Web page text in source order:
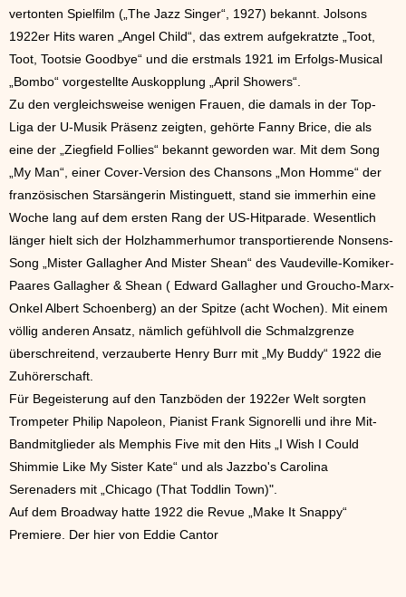
vertonten Spielfilm („The Jazz Singer“, 1927) bekannt. Jolsons
1922er Hits waren „Angel Child“, das extrem aufgekratzte „Toot,
Toot, Tootsie Goodbye“ und die erstmals 1921 im Erfolgs-Musical
„Bombo“ vorgestellte Auskopplung „April Showers“.
Zu den vergleichsweise wenigen Frauen, die damals in der Top-
Liga der U-Musik Präsenz zeigten, gehörte Fanny Brice, die als
eine der „Ziegfield Follies“ bekannt geworden war. Mit dem Song
„My Man“, einer Cover-Version des Chansons „Mon Homme“ der
französischen Starsängerin Mistinguett, stand sie immerhin eine
Woche lang auf dem ersten Rang der US-Hitparade. Wesentlich
länger hielt sich der Holzhammerhumor transportierende Nonsens-
Song „Mister Gallagher And Mister Shean“ des Vaudeville-Komiker-
Paares Gallagher & Shean ( Edward Gallagher und Groucho-Marx-
Onkel Albert Schoenberg) an der Spitze (acht Wochen). Mit einem
völlig anderen Ansatz, nämlich gefühlvoll die Schmalzgrenze
überschreitend, verzauberte Henry Burr mit „My Buddy“ 1922 die
Zuhörerschaft.
Für Begeisterung auf den Tanzböden der 1922er Welt sorgten
Trompeter Philip Napoleon, Pianist Frank Signorelli und ihre Mit-
Bandmitglieder als Memphis Five mit den Hits „I Wish I Could
Shimmie Like My Sister Kate“ und als Jazzbo's Carolina
Serenaders mit „Chicago (That Toddlin Town)".
Auf dem Broadway hatte 1922 die Revue „Make It Snappy“
Premiere. Der hier von Eddie Cantor